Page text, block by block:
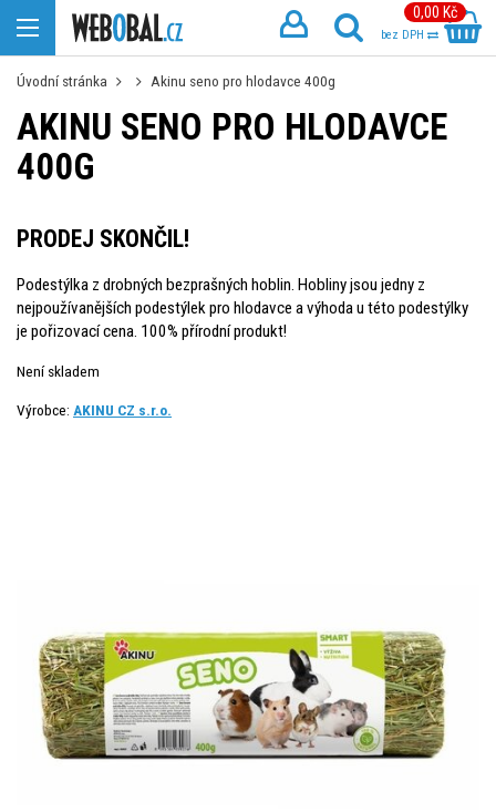
0,00 Kč
bez DPH
Úvodní stránka Akinu seno pro hlodavce 400g
AKINU SENO PRO HLODAVCE
400G
PRODEJ SKONČIL!
Podestýlka z drobných bezprašných hoblin. Hobliny jsou jedny z
nejpoužívanějších podestýlek pro hlodavce a výhoda u této podestýlky
je pořizovací cena. 100% přírodní produkt!
Není skladem
Výrobce: AKINU CZ s.r.o.